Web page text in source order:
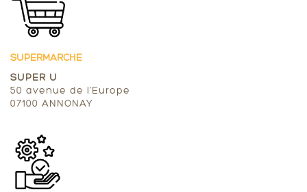
SUPERMARCHE
SUPER U
50 avenue de l’Europe
07100 ANNONAY